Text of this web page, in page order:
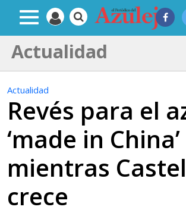
Actualidad
Actualidad
Revés para el
‘made in China’
mientras
crece